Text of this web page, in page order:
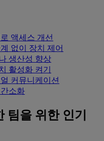
액세스 개선
없이 장치 제어
생산성 향상
활성화 켜기
커뮤니케이션
소화
팀을 위한 인기